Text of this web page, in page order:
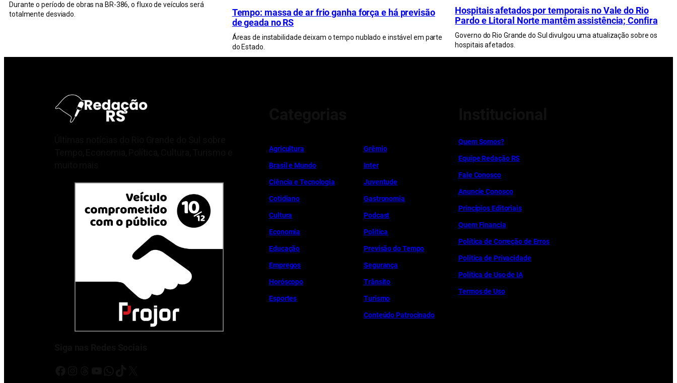
Durante o período de obras na BR-386, o fluxo de veículos será
totalmente desviado.
Tempo: massa de ar frio ganha força e há previsão
de geada no RS
Áreas de instabilidade deixam o tempo nublado e instável em parte
do Estado.
Hospitais afetados por temporais no Vale do Rio
Pardo e Litoral Norte mantêm assistência; Confira
Governo do Rio Grande do Sul divulgou uma atualização sobre os
hospitais afetados.
Agricultura
Brasil e Mundo
Ciência e Tecnologia
Cotidiano
Cultura
Economia
Educação
Empregos
Horóscopo
Esportes
Grêmio
Inter
Juventude
Gastronomia
Podcast
Política
Previsão do Tempo
Segurança
Trânsito
Turismo
Conteúdo Patrocinado
Quem Somos?
Equipe Redação RS
Fale Conosco
Anuncie Conosco
Princípios Editoriais
Quem Financia
Política de Correção de Erros
Política de Privacidade
Política de Uso de IA
Termos de Uso